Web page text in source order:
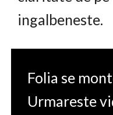
ingalbeneste.
Folia se
Urmareste